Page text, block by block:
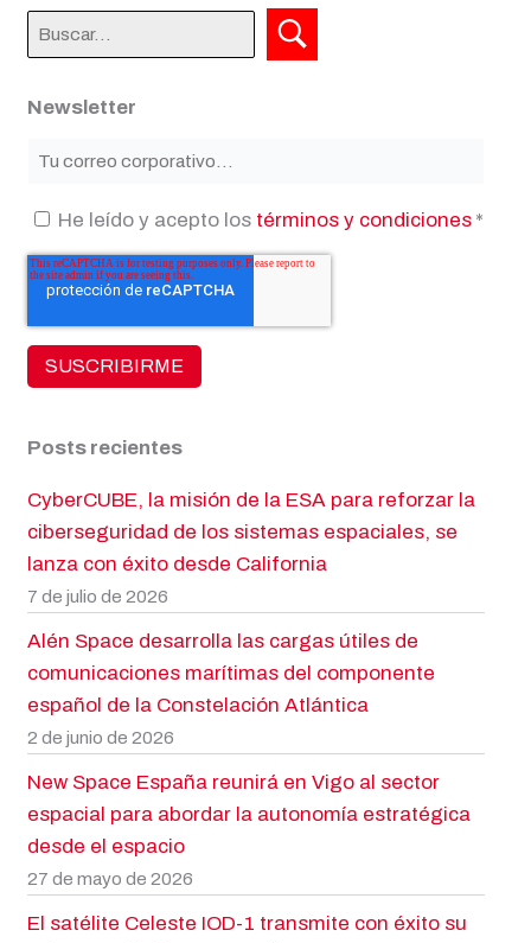
Newsletter
He leído y acepto los términos y condiciones *
Posts recientes
CyberCUBE, la misión de la ESA para reforzar la
ciberseguridad de los sistemas espaciales, se
lanza con éxito desde California
7 de julio de 2026
Alén Space desarrolla las cargas útiles de
comunicaciones marítimas del componente
español de la Constelación Atlántica
2 de junio de 2026
New Space España reunirá en Vigo al sector
espacial para abordar la autonomía estratégica
desde el espacio
27 de mayo de 2026
El satélite Celeste IOD-1 transmite con éxito su